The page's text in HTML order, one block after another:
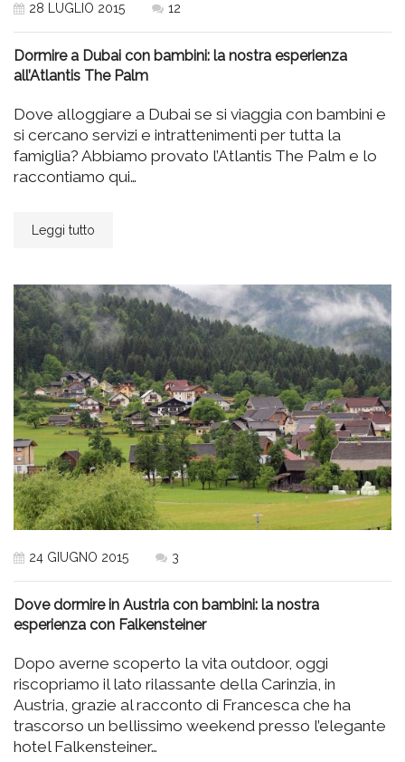
28 LUGLIO 2015 12
Dormire a Dubai con bambini: la nostra esperienza
all’Atlantis The Palm
Dove alloggiare a Dubai se si viaggia con bambini e
si cercano servizi e intrattenimenti per tutta la
famiglia? Abbiamo provato l’Atlantis The Palm e lo
raccontiamo qui…
Leggi tutto
24 GIUGNO 2015 3
Dove dormire in Austria con bambini: la nostra
esperienza con Falkensteiner
Dopo averne scoperto la vita outdoor, oggi
riscopriamo il lato rilassante della Carinzia, in
Austria, grazie al racconto di Francesca che ha
trascorso un bellissimo weekend presso l’elegante
hotel Falkensteiner…